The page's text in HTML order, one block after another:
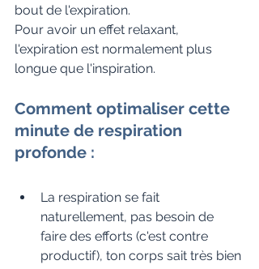
bout de l'expiration.
Pour avoir un effet relaxant,
l'expiration est normalement plus
longue que l'inspiration.
Comment optimaliser cette
minute de respiration
profonde :
La respiration se fait
naturellement, pas besoin de
faire des efforts (c'est contre
productif), ton corps sait très bien